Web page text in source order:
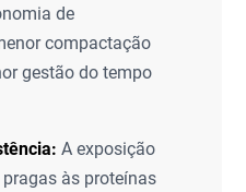
de
compactação
gestão do tempo
A exposição
às proteínas